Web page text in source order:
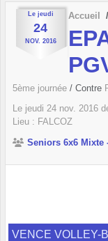
Le jeudi
24
NOV. 2016
Accueil
5ème journée / Contre
Le jeudi 24 nov. 2016
Lieu : FALCOZ
Seniors 6x6 Mixte
VENCE VOLLEY-